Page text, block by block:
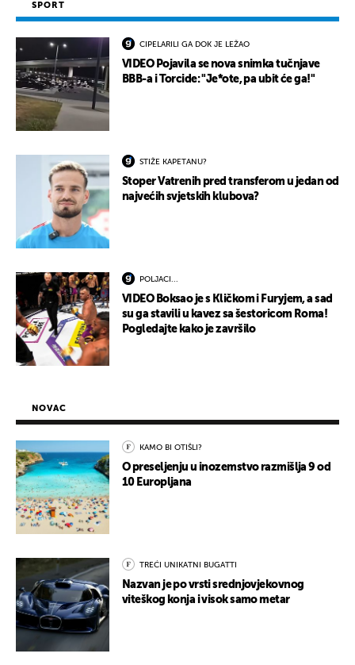
SPORT
CIPELARILI GA DOK JE LEŽAO
VIDEO Pojavila se nova snimka tučnjave
BBB-a i Torcide: "Je*ote, pa ubit će ga!"
STIŽE KAPETANU?
Stoper Vatrenih pred transferom u jedan od
najvećih svjetskih klubova?
POLJACI...
VIDEO Boksao je s Kličkom i Furyjem, a sad
su ga stavili u kavez sa šestoricom Roma!
Pogledajte kako je završilo
NOVAC
KAMO BI OTIŠLI?
O preseljenju u inozemstvo razmišlja 9 od
10 Europljana
TREĆI UNIKATNI BUGATTI
Nazvan je po vrsti srednjovjekovnog
viteškog konja i visok samo metar